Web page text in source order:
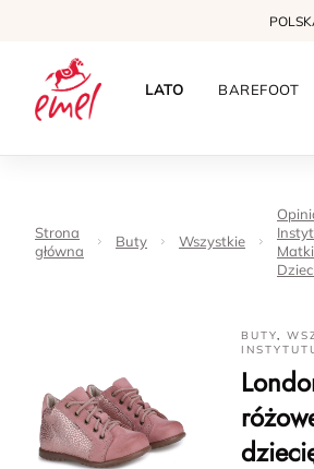
LATO BAREFOOT
Strona
główna
Buty Wszystkie
BUTY,